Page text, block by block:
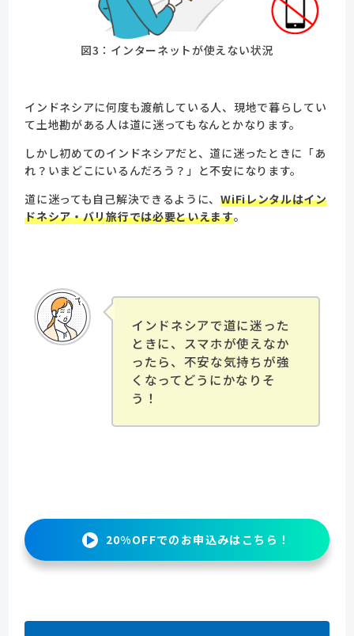
図3：インターネットが使えない状況
インドネシアに何度も渡航している人、現地で暮らしてい
て土地勘がある人は道に迷ってもなんとかなります。
しかし初めてのインドネシアだと、道に迷ったときに「あ
れ？いまどこにいるんだろう？」と不安になります。
道に迷っても自己解決できるように、WiFiレンタルはイン
ドネシア・バリ旅行では必要といえます。
インドネシアで道に迷った
ときに、スマホが使えなか
ったら、不安な気持ちが強
くなってどうにかなりそ
う！
20%OFFでのお申込みはこちら！